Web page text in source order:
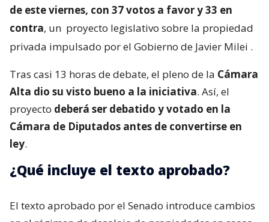
de este viernes, con 37 votos a favor y 33 en
contra, un proyecto legislativo sobre la propiedad
privada impulsado por el Gobierno de Javier Milei .
Tras casi 13 horas de debate, el pleno de la Cámara
Alta dio su visto bueno a la iniciativa. Así, el
proyecto deberá ser debatido y votado en la
Cámara de Diputados antes de convertirse en
ley.
¿Qué incluye el texto aprobado?
El texto aprobado por el Senado introduce cambios